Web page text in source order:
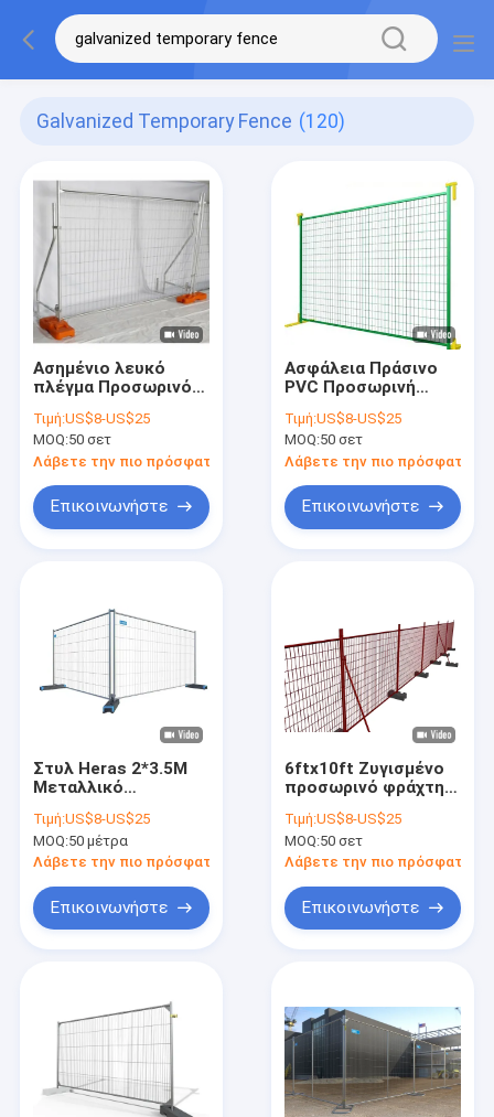
Galvanized Temporary Fence (120)
Ασημένιο λευκό
πλέγμα Προσωρινό
Αυστραλία
Τιμή:US$8-US$25
MOQ:50 σετ
Λάβετε την πιο πρόσφατη τιμή
Επικοινωνήστε
Ασφάλεια Πράσινο
PVC Προσωρινή
Ζυγισμένο Φράχτη
Ασφάλειας
Τιμή:US$8-US$25
MOQ:50 σετ
Λάβετε την πιο πρόσφατη
Επικοινωνήστε
Στυλ Heras 2*3.5M
Μεταλλικό
με ελαστική βάση
Τιμή:US$8-US$25
MOQ:50 μέτρα
Λάβετε την πιο πρόσφατη τιμή
Επικοινωνήστε
6ftx10ft Ζυγισμένο
προσωρινό φράχτη
Καναδά
Τιμή:US$8-US$25
MOQ:50 σετ
Λάβετε την πιο πρόσφατη
Επικοινωνήστε